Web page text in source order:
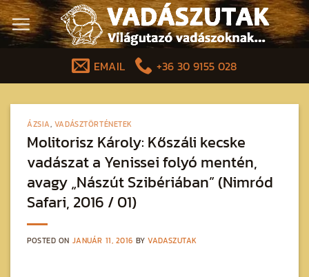
Skip
to
content
EMAIL
+36 30 9155 028
ÁZSIA, VADÁSZTÖRTÉNETEK
Molitorisz Károly: Kőszáli kecske
vadászat a Yenissei folyó mentén,
avagy „Nászút Szibériában” (Nimród
Safari, 2016 / 01)
POSTED ON JANUÁR 11, 2016 BYVADASZUTAK